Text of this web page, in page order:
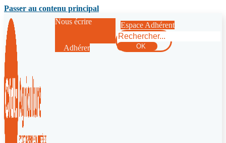
Passer au contenu principal
Nous écrire
Adhérer
Espace Adhérent
Rechercher
OK